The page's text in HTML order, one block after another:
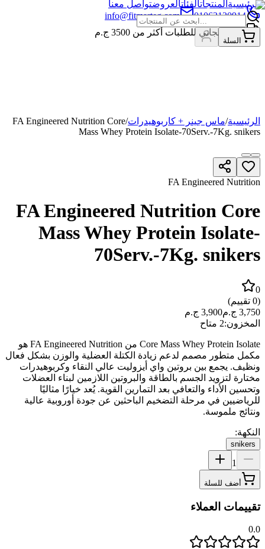
01063120914
info@fitmarteg.com
شحن مجاني للطلبات أكثر من 3500 ج.م
الرئيسية المنتجاتالفئاتالعروضتواصل معنا
السلة
الرئيسية/ماس جينر + كاربوهيدرات/
FA Engineered Nutrition Core
Mass Whey Protein Isolate-70Serv.-7Kg. snikers
FA Engineered Nutrition
FA Engineered Nutrition Core
Mass Whey Protein Isolate-
70Serv.-7Kg. snikers
0
(
0 تقييم)
3,750 ج.م3,900 ج.م
المخزون:2 متاح
Core Mass Whey Protein Isolate من FA Engineered Nutrition هو
مكمل متطور مصمم لدعم زيادة الكتلة العضلية والوزن بشكل فعال
ونظيف. يجمع بين بروتين واي أيزوليت عالي النقاء وكربوهيدرات
مختارة لتزويد الجسم بالطاقة والبروتين اللازمين لبناء العضلات
وتحسين الأداء والتعافي بعد التمارين القوية. يُعد خيارًا مثاليًا
للرياضيين في مرحلة التضخيم الباحثين عن جودة أوروبية عالية
ونتائج ملموسة.
النكهة:
snikers
1
أضف للسلة
تقييمات العملاء
0.0